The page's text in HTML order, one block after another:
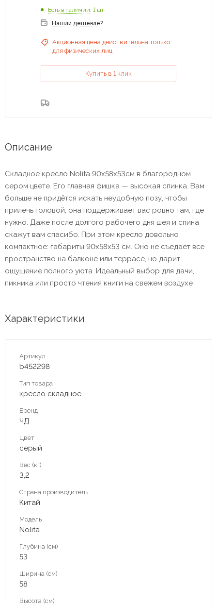
Есть в наличии: 1 шт
Нашли дешевле?
Акционная цена действительна только
для физических лиц
Купить в 1 клик
Описание
Складное кресло Nolita 90х58х53см в благородном
сером цвете. Его главная фишка — высокая спинка. Вам
больше не придётся искать неудобную позу, чтобы
прилечь головой; она поддерживает вас ровно там, где
нужно. Даже после долгого рабочего дня шея и спина
скажут вам спасибо. При этом кресло довольно
компактное: габариты 90х58х53 см. Оно не съедает всё
пространство на балконе или террасе, но дарит
ощущение полного уюта. Идеальный выбор для дачи,
пикника или просто чтения книги на свежем воздухе
Характеристики
Артикул
b452298
Тип товара
кресло складное
Бренд
ЧД
Цвет
серый
Вес (кг)
3,2
Страна производитель
Китай
Модель
Nolita
Глубина (см)
53
Ширина (см)
58
Высота (см)